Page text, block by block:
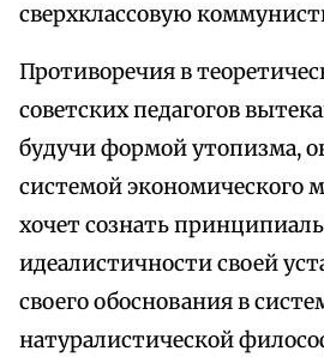
сверхклассовую
Противоречия в
советских педагогов
будучи формой утопизма,
системой экономического
хочет сознать
идеалистичности своей
своего обоснования в
натуралистической